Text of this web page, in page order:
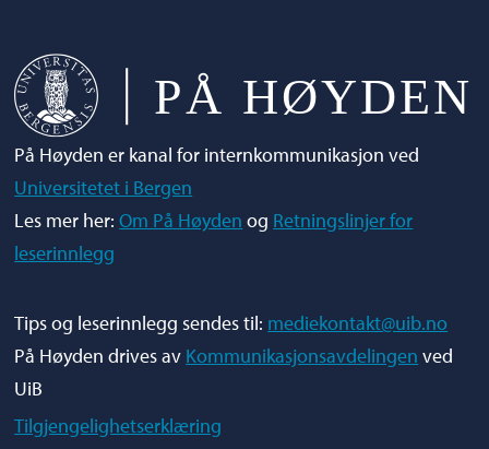
På Høyden er kanal for internkommunikasjon ved
Universitetet i Bergen
Les mer her:Om På Høyden og Retningslinjer for
leserinnlegg
Tips og leserinnlegg sendes til: mediekontakt@uib.no
På Høyden drives av Kommunikasjonsavdelingen ved
UiB
Tilgjengelighetserklæring